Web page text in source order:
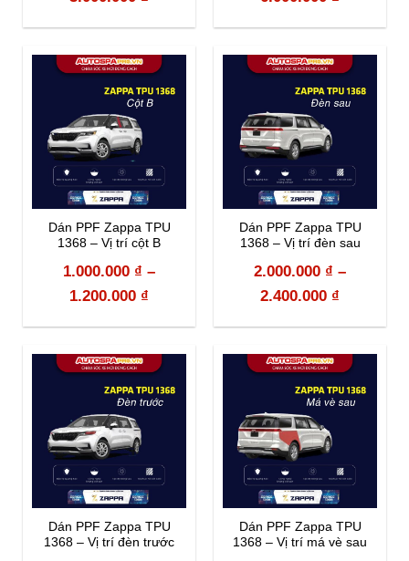
Dán PPF Zappa TPU
1368 – Vị trí cột B
1.000.000 ₫ –
1.200.000 ₫
Dán PPF Zappa TPU
1368 – Vị trí đèn sau
2.000.000 ₫ –
2.400.000 ₫
Dán PPF Zappa TPU
1368 – Vị trí đèn trước
Dán PPF Zappa TPU
1368 – Vị trí má vè sau